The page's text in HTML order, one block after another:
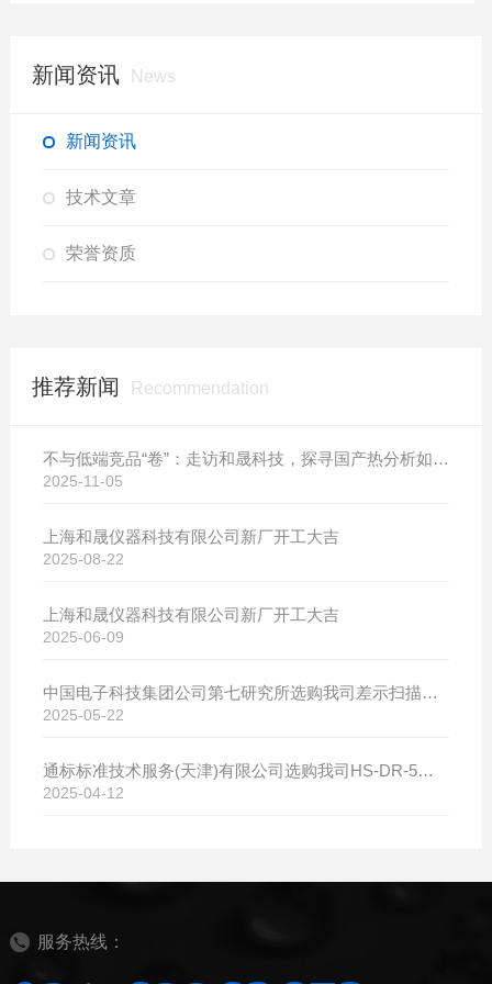
新闻资讯 News
新闻资讯
技术文章
荣誉资质
推荐新闻 Recommendation
不与低端竞品“卷”：走访和晟科技，探寻国产热分析如何行稳致远
2025-11-05
上海和晟仪器科技有限公司新厂开工大吉
2025-08-22
上海和晟仪器科技有限公司新厂开工大吉
2025-06-09
中国电子科技集团公司第七研究所选购我司差示扫描量热仪
2025-05-22
通标标准技术服务(天津)有限公司选购我司HS-DR-5导热系数测试仪
2025-04-12
服务热线：